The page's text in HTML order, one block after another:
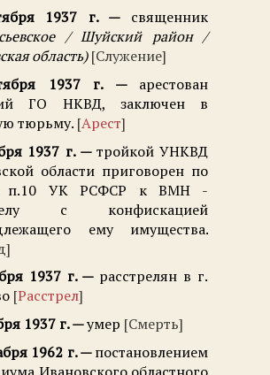
1937 г.
священник
/ Шуйский район /
область
Служение
1937 г.
арестован
ГО НКВД, заключен в
тюрьму. Арест
1937 г.
тройкой УНКВД
области приговорен по
п.10 УК РСФСР к ВМН -
с конфискацией
ему имущества.
1937 г.
расстрелян в г.
Расстрел
1937 г.
умер Смерть
1962 г.
постановлением